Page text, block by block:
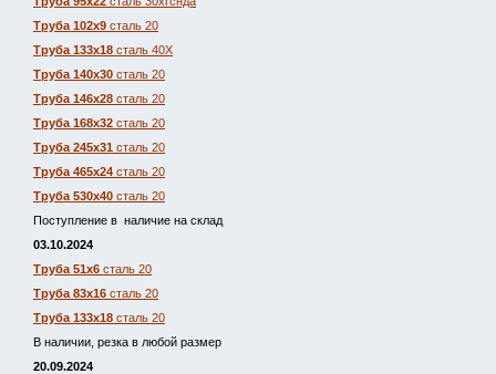
Труба 102х9 сталь 20
Труба 133х18 сталь 40Х
Труба 140х30 сталь 20
Труба 146х28 сталь 20
Труба 168х32 сталь 20
Труба 245х31 сталь 20
Труба 465х24 сталь 20
Труба 530х40 сталь 20
Поступление в наличие на склад
03.10.2024
Труба 51х6 сталь 20
Труба 83х16 сталь 20
Труба 133х18 сталь 20
В наличии, резка в любой размер
20.09.2024